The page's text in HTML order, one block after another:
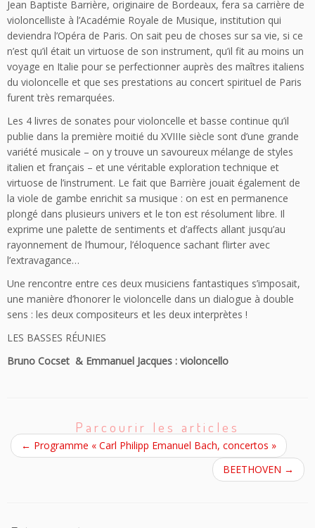
Jean Baptiste Barrière, originaire de Bordeaux, fera sa carrière de
violoncelliste à l’Académie Royale de Musique, institution qui
deviendra l’Opéra de Paris. On sait peu de choses sur sa vie, si ce
n’est qu’il était un virtuose de son instrument, qu’il fit au moins un
voyage en Italie pour se perfectionner auprès des maîtres italiens
du violoncelle et que ses prestations au concert spirituel de Paris
furent très remarquées.
Les 4 livres de sonates pour violoncelle et basse continue qu’il
publie dans la première moitié du XVIIIe siècle sont d’une grande
variété musicale – on y trouve un savoureux mélange de styles
italien et français – et une véritable exploration technique et
virtuose de l’instrument. Le fait que Barrière jouait également de
la viole de gambe enrichit sa musique : on est en permanence
plongé dans plusieurs univers et le ton est résolument libre. Il
exprime une palette de sentiments et d’affects allant jusqu’au
rayonnement de l’humour, l’éloquence sachant flirter avec
l’extravagance…
Une rencontre entre ces deux musiciens fantastiques s’imposait,
une manière d’honorer le violoncelle dans un dialogue à double
sens : les deux compositeurs et les deux interprètes !
LES BASSES RÉUNIES
Bruno Cocset & Emmanuel Jacques : violoncello
Parcourir les articles
← Programme « Carl Philipp Emanuel Bach, concertos »
BEETHOVEN →